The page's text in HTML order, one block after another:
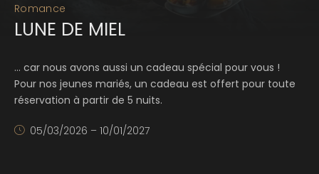
Romance
LUNE DE MIEL
… car nous avons aussi un cadeau spécial pour vous !
Pour nos jeunes mariés, un cadeau est offert pour toute
réservation à partir de 5 nuits.
05/03/2026 – 10/01/2027